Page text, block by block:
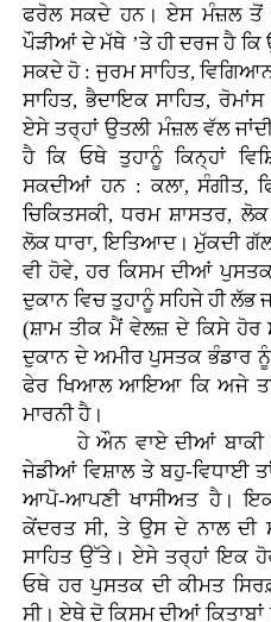
ਫਰੋਲ ਸਕਦੇ ਹਨ। ਏਸ ਮੰਜ਼ਲ ਤੋਂ
ਪੌੜੀਆਂ ਦੇ ਮੱਥੇ ’ਤੇ ਹੀ ਦਰਜ ਹੈ ਕਿ
ਸਕਦੇ ਹੋ : ਜੁਰਮ ਸਾਹਿਤ, ਵਿਗਿਆਨ
ਸਾਹਿਤ, ਭੈਦਾਇਕ ਸਾਹਿਤ,
ਏਸੇ ਤਰ੍ਹਾਂ ਉਤਲੀ ਮੰਜ਼ਲ ਵੱਲ
ਹੈ ਕਿ ਓਥੇ ਤੁਹਾਨੂੰ ਕਿਨ੍ਹਾਂ
ਸਕਦੀਆਂ ਹਨ : ਕਲਾ, ਸੰਗੀਤ,
ਚਿਕਿਤਸਕੀ, ਧਰਮ ਸ਼ਾਸਤਰ, ਲੋਕ
ਲੋਕ ਧਾਰਾ, ਇਤਿਆਦ। ਮੁੱਕਦੀ
ਵੀ ਹੋਵੇ, ਹਰ ਕਿਸਮ ਦੀਆਂ
ਦੁਕਾਨ ਵਿਚ ਤੁਹਾਨੂੰ ਸਹਿਜੇ ਹੀ
(ਸ਼ਾਮ ਤੀਕ ਮੈਂ ਵੇਲਜ਼ ਦੇ ਕਿਸੇ
ਦੁਕਾਨ ਦੇ ਅਮੀਰ ਪੁਸਤਕ ਭੰਡਾਰ
ਫੇਰ ਖਿਆਲ ਆਇਆ ਕਿ ਅਜੇ ਤਾਂ
ਮਾਰਨੀ ਹੈ।
ਹੇ ਔਨ ਵਾਏ ਦੀਆਂ ਬਾਕੀ
ਜੇਡੀਆਂ ਵਿਸ਼ਾਲ ਤੇ ਬਹੁ-ਵਿਧਾਈ
ਆਪੋ-ਆਪਣੀ ਖਾਸੀਅਤ ਹੈ। ਇਕ
ਕੇਂਦਰਤ ਸੀ, ਤੇ ਉਸ ਦੇ ਨਾਲ ਦੀ
ਸਾਹਿਤ ਉੱਤੇ। ਏਸੇ ਤਰ੍ਹਾਂ ਇਕ
ਓਥੇ ਹਰ ਪੁਸਤਕ ਦੀ ਕੀਮਤ
ਸੀ। ਏਥੇ ਦੋ ਕਿਸਮ ਦੀਆਂ